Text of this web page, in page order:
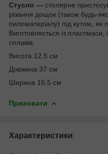
Стусло — столярне
різання дощок (також будь-
пиломатеріалу) під кутом, як
Виготовляється із пластмаси,
сплавів.
Висота 12.5 см
Довжина 37 см
Ширина 15.5 см
Приховати
Характеристики